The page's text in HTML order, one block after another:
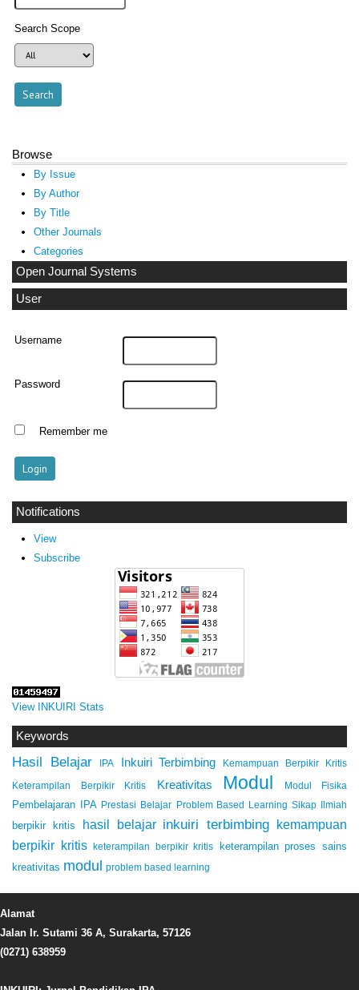
Search Scope
Browse
By Issue
By Author
By Title
Other Journals
Categories
Open Journal Systems
User
Username
Password
Remember me
Notifications
View
Subscribe
View INKUIRI Stats
Keywords
Hasil Belajar IPA Inkuiri Terbimbing Kemampuan Berpikir Kritis
Keterampilan Berpikir Kritis Kreativitas Modul Modul Fisika
Pembelajaran IPA Prestasi Belajar Problem Based Learning Sikap Ilmiah
berpikir kritis hasil belajar inkuiri terbimbing kemampuan
berpikir kritis
keterampilan berpikir kritis
keterampilan proses sains
kreativitas modul problem based learning
Alamat
Jalan Ir. Sutami 36 A, Surakarta, 57126
(0271) 638959